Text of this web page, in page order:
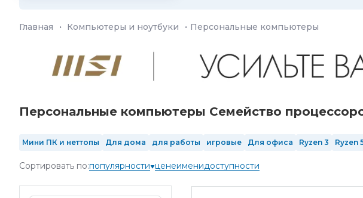
Главная · Компьютеры и ноутбуки · Персональные компьютеры
Персональные компьютеры Семейство
Мини ПК и неттопы Для дома для работы игровые Для офиса Ryzen 3 Ryzen
Сортировать по:популярности ценеименидоступности